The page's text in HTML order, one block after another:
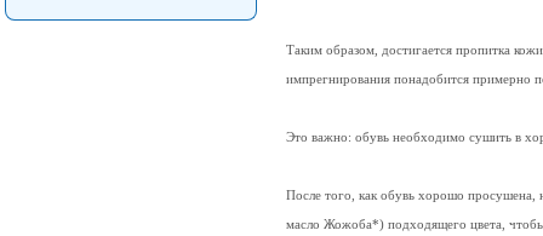
Таким образом, достигается пропитка
импрегнирования понадобится примерно
Это важно: обувь необходимо сушить в
После того, как обувь хорошо просушена,
масло Жожоба*) подходящего цвета,